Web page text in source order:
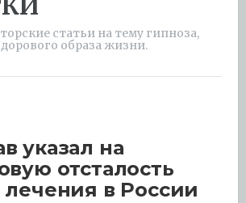
статьи на тему гипноза,
образа жизни.
указал на
отсталость
в России